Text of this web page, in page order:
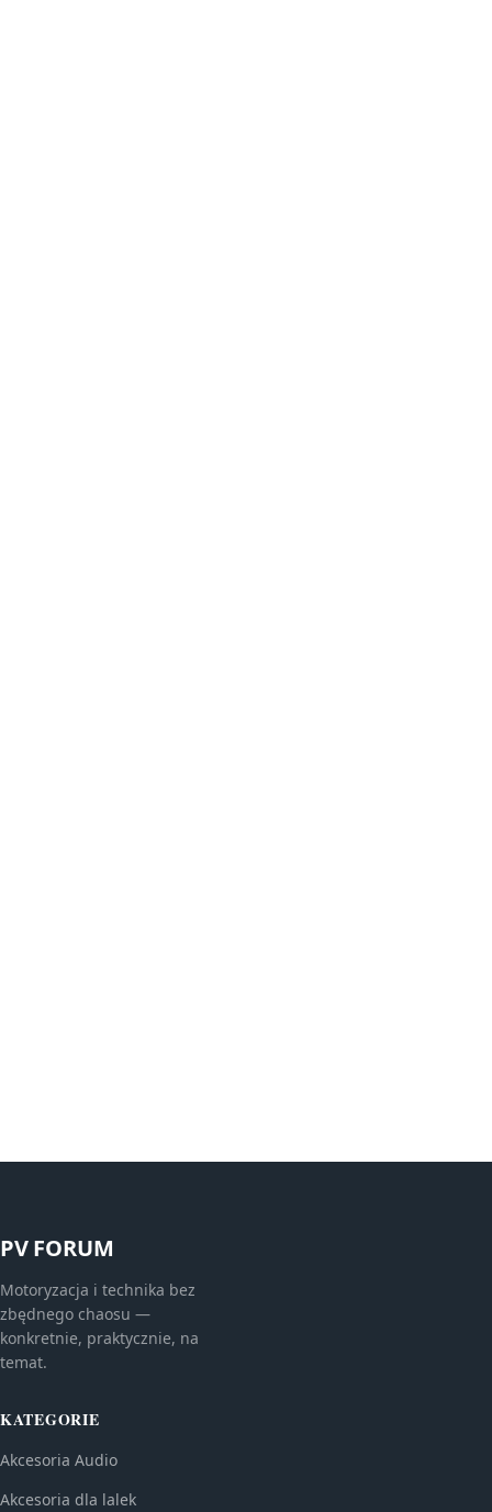
PV FORUM
Motoryzacja i technika bez
zbędnego chaosu —
konkretnie, praktycznie, na
temat.
KATEGORIE
Akcesoria Audio
Akcesoria dla lalek